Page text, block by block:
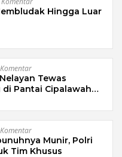
Hingga Luar
Tewas
Pantai Cipalawah
Munir, Polri
Tim Khusus